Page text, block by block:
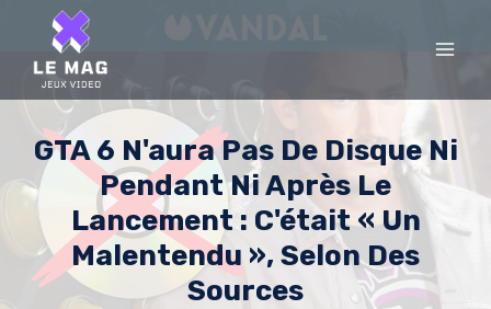
content
GTA 6 N'aura Pas De Disque Ni
Pendant Ni Après Le
Lancement : C'était « Un
Malentendu », Selon Des
Sources